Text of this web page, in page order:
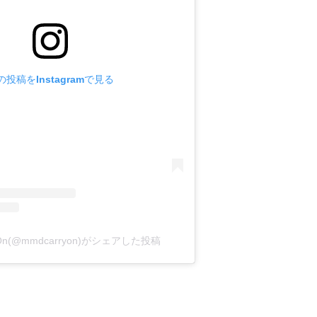
投稿をInstagramで見る
がシェアした投稿